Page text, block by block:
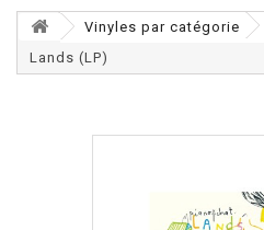
Vinyles par catégorie
Lands (LP)